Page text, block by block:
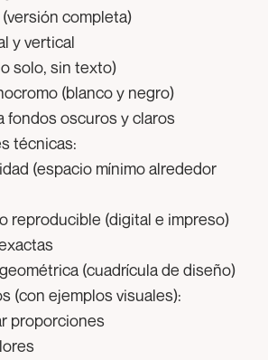
completa)
y vertical
solo, sin texto)
(blanco y negro)
fondos oscuros y claros
técnicas:
(espacio mínimo alrededor
reproducible (digital e impreso)
(cuadrícula de diseño)
(con ejemplos visuales):
proporciones